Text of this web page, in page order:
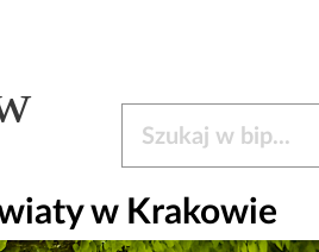
w Krakowie